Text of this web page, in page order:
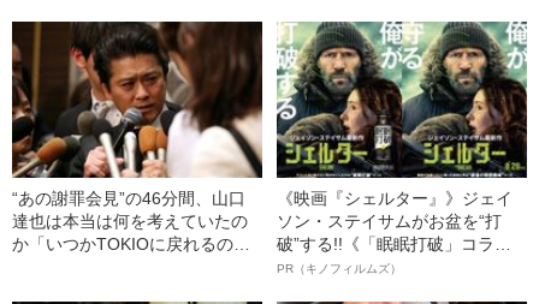
TOKIO解散→「奈落の底」発言
に“隠された真意”とは
“あの謝罪会見”の46分間、山口
達也は本当は何を考えていたの
か「いつかTOKIOに戻れるので
《映画『シェルター』》ジェイ
ソン・ステイサムがお盆を“打
破”する!!《「眠眠打破」コラ
ボ》
PR（キノフィルムズ）